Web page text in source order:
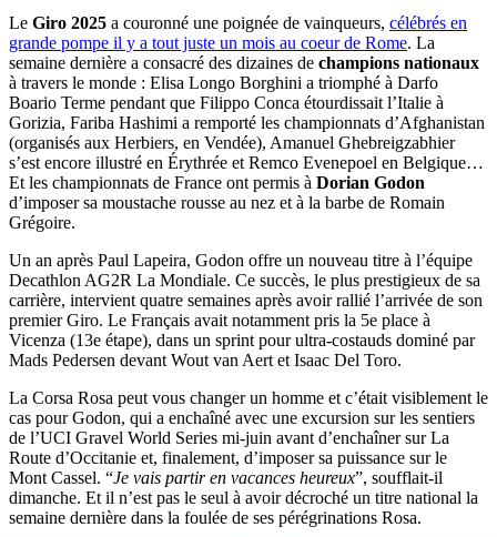
Le Giro 2025 a couronné une poignée de vainqueurs, célébrés en
grande pompe il y a tout juste un mois au coeur de Rome. La
semaine dernière a consacré des dizaines de champions nationaux
à travers le monde : Elisa Longo Borghini a triomphé à Darfo
Boario Terme pendant que Filippo Conca étourdissait l’Italie à
Gorizia, Fariba Hashimi a remporté les championnats d’Afghanistan
(organisés aux Herbiers, en Vendée), Amanuel Ghebreigzabhier
s’est encore illustré en Érythrée et Remco Evenepoel en Belgique…
Et les championnats de France ont permis à Dorian Godon
d’imposer sa moustache rousse au nez et à la barbe de Romain
Grégoire.
Un an après Paul Lapeira, Godon offre un nouveau titre à l’équipe
Decathlon AG2R La Mondiale. Ce succès, le plus prestigieux de sa
carrière, intervient quatre semaines après avoir rallié l’arrivée de son
premier Giro. Le Français avait notamment pris la 5e place à
Vicenza (13e étape), dans un sprint pour ultra-costauds dominé par
Mads Pedersen devant Wout van Aert et Isaac Del Toro.
La Corsa Rosa peut vous changer un homme et c’était visiblement le
cas pour Godon, qui a enchaîné avec une excursion sur les sentiers
de l’UCI Gravel World Series mi-juin avant d’enchaîner sur La
Route d’Occitanie et, finalement, d’imposer sa puissance sur le
Mont Cassel. “Je vais partir en vacances heureux”, soufflait-il
dimanche. Et il n’est pas le seul à avoir décroché un titre national la
semaine dernière dans la foulée de ses pérégrinations Rosa.